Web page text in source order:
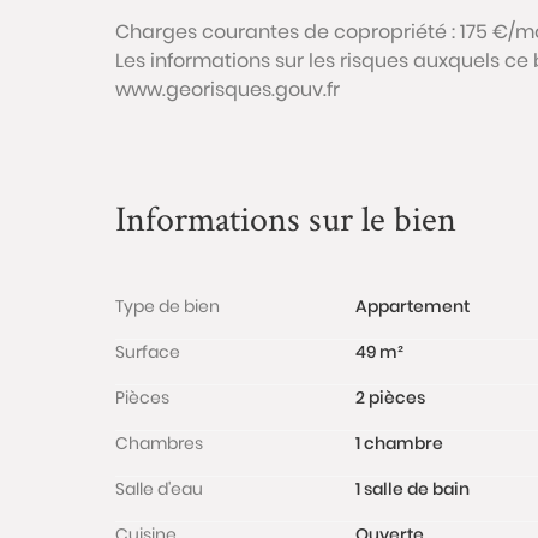
Charges courantes de copropriété : 175 €/
Les informations sur les risques auxquels
www.georisques.gouv.fr
Informations sur le bien
Type de bien
Appartement
Surface
49 m²
Pièces
2 pièces
Chambres
1 chambre
Salle d'eau
1 salle de bain